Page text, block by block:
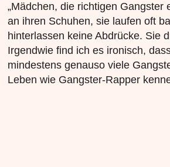
„Mädchen, die richtigen Gangster
an ihren Schuhen, sie laufen oft
hinterlassen keine Abdrücke. Sie
Irgendwie find ich es ironisch,
mindestens genauso viele
Leben wie Gangster-Rapper